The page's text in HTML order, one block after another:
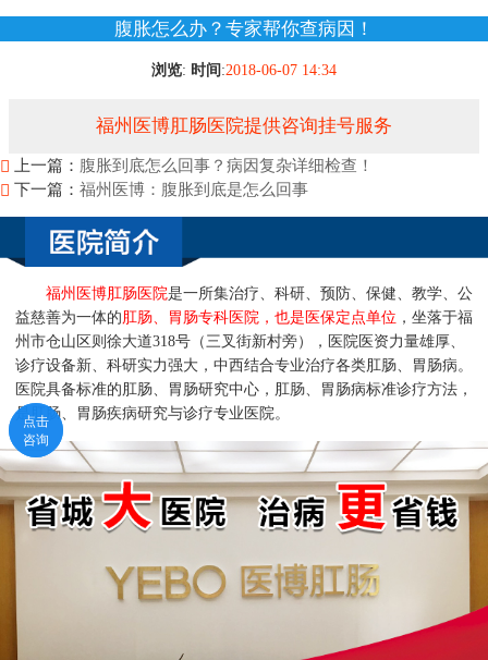
腹胀怎么办？专家帮你查病因！
浏览: 时间 :2018-06-07 14:34
福州医博肛肠医院提供咨询挂号服务
上一篇： 腹胀到底怎么回事？病因复杂详细检查！
下一篇： 福州医博：腹胀到底是怎么回事
福州医博肛肠医院是一所集治疗、科研、预防、保健、教学、公
益慈善为一体的 肛肠、胃肠专科医院，也是医保定点单位 ，坐落于福
州市仓山区则徐大道318号（三叉街新村旁），医院医资力量雄厚、
诊疗设备新、科研实力强大，中西结合专业治疗各类肛肠、胃肠病。
医院具备标准的肛肠、胃肠研究中心，肛肠、胃肠病标准诊疗方法，
是肛肠、胃肠疾病研究与诊疗专业医院。
点击
咨询
点击
咨询